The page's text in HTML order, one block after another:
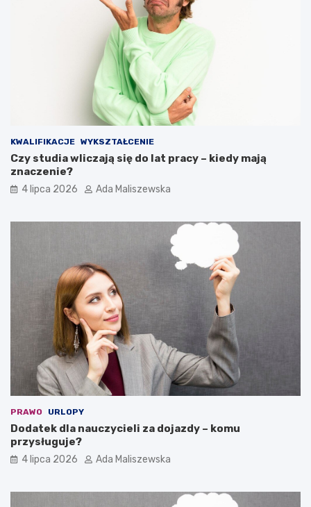
KWALIFIKACJE WYKSZTAŁCENIE
Czy studia wliczają się do lat pracy – kiedy mają
znaczenie?
4 lipca 2026 Ada Maliszewska
PRAWO URLOPY
Dodatek dla nauczycieli za dojazdy – komu
przysługuje?
4 lipca 2026 Ada Maliszewska